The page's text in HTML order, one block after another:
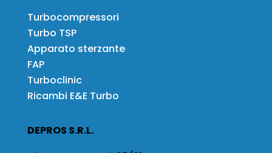
Turbocompressori
Turbo TSP
Apparato sterzante
FAP
Turboclinic
Ricambi E&E Turbo
DEPROS S.R.L.